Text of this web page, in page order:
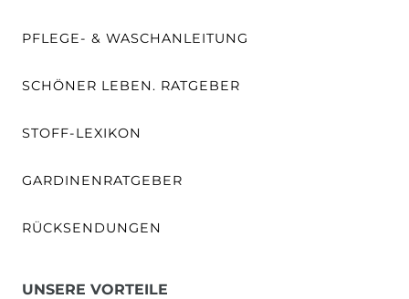
PFLEGE- & WASCHANLEITUNG
SCHÖNER LEBEN. RATGEBER
STOFF-LEXIKON
GARDINENRATGEBER
RÜCKSENDUNGEN
UNSERE VORTEILE